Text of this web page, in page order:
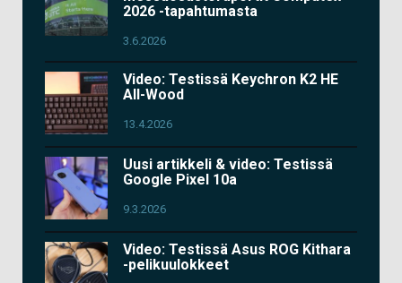
2026 -tapahtumasta
3.6.2026
Video: Testissä Keychron K2 HE
All-Wood
13.4.2026
Uusi artikkeli & video: Testissä
Google Pixel 10a
9.3.2026
Video: Testissä Asus ROG Kithara
-pelikuulokkeet